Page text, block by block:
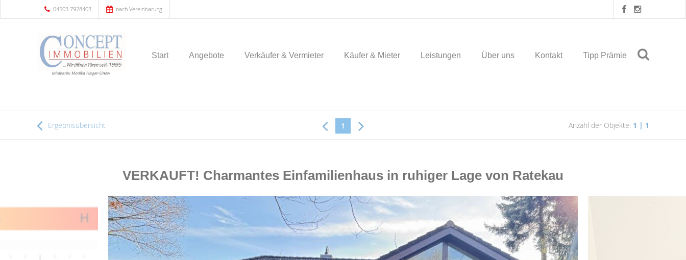
04503 7928403 nach Vereinbarung
Start Angebote Verkäufer & Vermieter Käufer & Mieter Leistungen Über uns Kontakt Tipp Prämie
Ergebnisübersicht 1 Anzahl der Objekte: 1 | 1
VERKAUFT! Charmantes Einfamilienhaus in ruhiger Lage von Ratekau